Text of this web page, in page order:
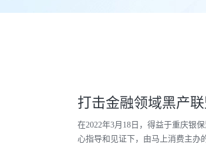
打击金融领域黑产
在2022年3月18日，得益于重庆银
心指导和见证下，由马上消费主办